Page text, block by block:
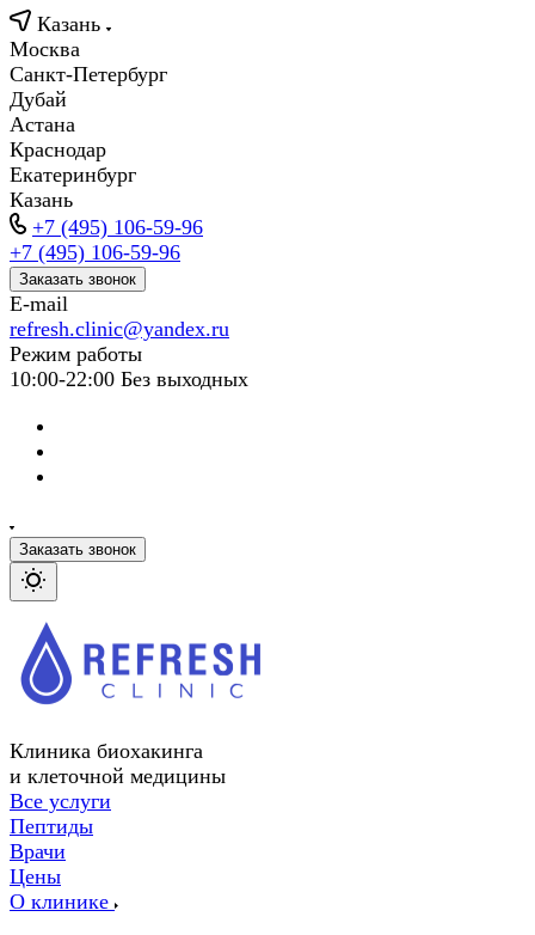
Казань
Москва
Санкт-Петербург
Дубай
Астана
Краснодар
Екатеринбург
Казань
+7 (495) 106-59-96
+7 (495) 106-59-96
Заказать звонок
E-mail
refresh.clinic@yandex.ru
Режим работы
10:00-22:00 Без выходных
Заказать звонок
Клиника биохакинга
и клеточной медицины
Все услуги
Пептиды
Врачи
Цены
О клинике